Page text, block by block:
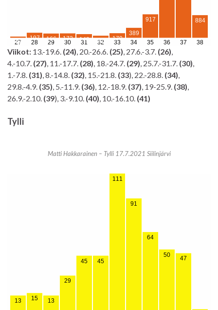
Viikot: 13.-19.6. (24), 20.-26.6. (25), 27.6.-3.7. (26),
4.-10.7. (27), 11.-17.7. (28), 18.-24.7. (29), 25.7.-31.7. (30),
1.-7.8. (31), 8.-14.8. (32), 15.-21.8. (33), 22.-28.8. (34),
29.8.-4.9. (35), 5.-11.9. (36), 12.-18.9. (37), 19-25.9. (38),
26.9.-2.10. (39), 3.-9.10. (40), 10.-16.10. (41)
Tylli
Matti Hakkarainen – Tylli 17.7.2021 Siilinjärvi